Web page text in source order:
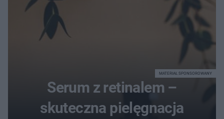
Serum z retinalem –
skuteczna pielęgnacja
MATERIAŁ SPONSOROWANY